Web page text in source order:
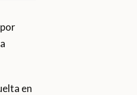
en